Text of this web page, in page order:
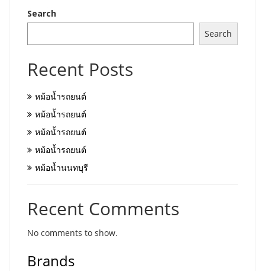
Search
Search
Recent Posts
หม้อน้ำรถยนต์
หม้อน้ำรถยนต์
หม้อน้ำรถยนต์
หม้อน้ำรถยนต์
หม้อน้ำนนทบุรี
Recent Comments
No comments to show.
Brands